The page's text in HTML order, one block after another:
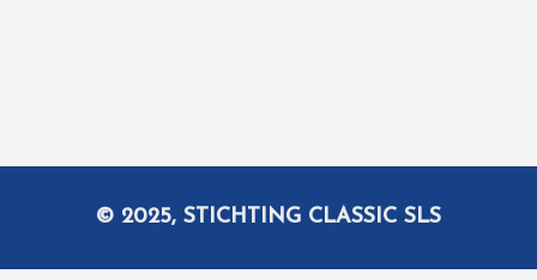
© 2025, STICHTING CLASSIC SLS